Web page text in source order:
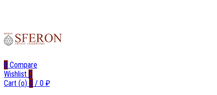
0 Compare
Wishlist 0
Cart (o) 0 / 0 ₽